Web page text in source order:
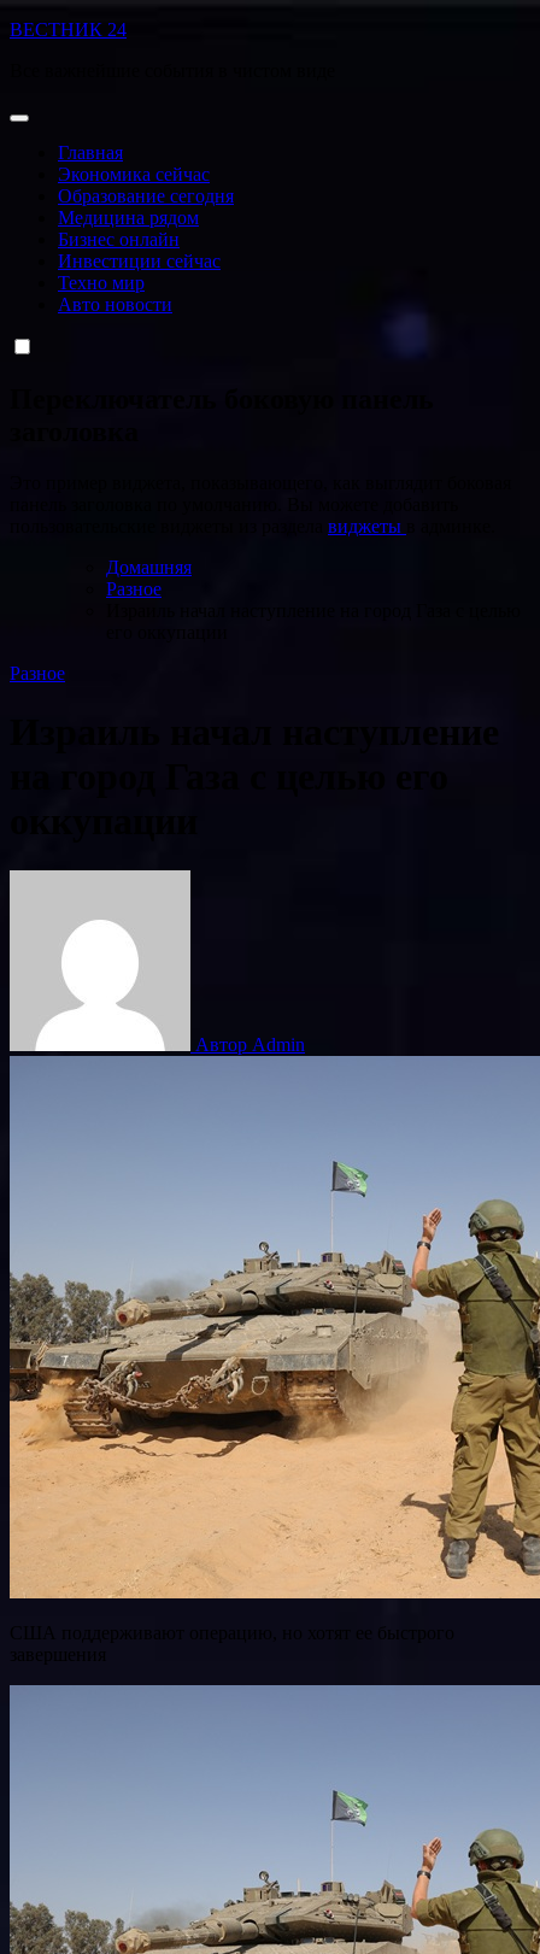
Перейти
ВЕСТНИК 24
Главная
Экономика сейчас
Образование сегодня
Медицина рядом
Бизнес онлайн
Инвестиции сейчас
Техно мир
Авто новости
виджеты
Домашняя
Разное
Разное
Израиль начал наступление
Автор Admin
США поддерживают операцию, но хотят ее быстрого
завершения